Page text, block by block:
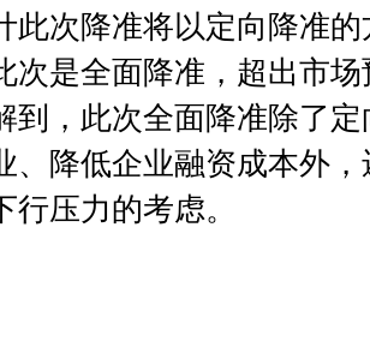
此次降准将以定向降准的
次是全面降准，超出市场
到， 此次全面降准除了
、降低企业融资成本外
行压力的考虑。